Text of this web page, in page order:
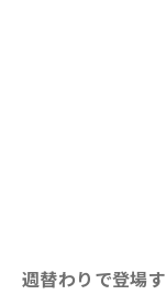
週替わりで登場